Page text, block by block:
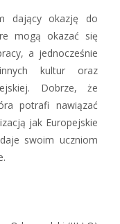
dający okazję do
mogą okazać się
a jednocześnie
kultur oraz
Dobrze, że
potrafi nawiązać
jak Europejskie
swoim uczniom